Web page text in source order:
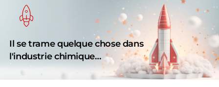
Il se trame quelque chose dans
l'industrie chimique…